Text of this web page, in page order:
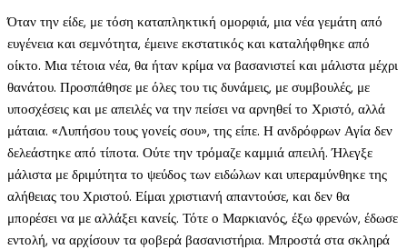
Όταν την είδε, με τόση καταπληκτική ομορφιά, μια νέα γεμάτη από
ευγένεια και σεμνότητα, έμεινε εκστατικός και καταλήφθηκε από
οίκτο. Μια τέτοια νέα, θα ήταν κρίμα να βασανιστεί και μάλιστα μέχρι
θανάτου. Προσπάθησε με όλες του τις δυνάμεις, με συμβουλές, με
υποσχέσεις και με απειλές να την πείσει να αρνηθεί το Χριστό, αλλά
μάταια. «Λυπήσου τους γονείς σου», της είπε. Η ανδρόφρων Αγία δεν
δελεάστηκε από τίποτα. Ούτε την τρόμαζε καμμιά απειλή. Ήλεγξε
μάλιστα με δριμύτητα το ψεύδος των ειδώλων και υπεραμύνθηκε της
αλήθειας του Χριστού. Είμαι χριστιανή απαντούσε, και δεν θα
μπορέσει να με αλλάξει κανείς. Τότε ο Μαρκιανός, έξω φρενών, έδωσε
εντολή, να αρχίσουν τα φοβερά βασανιστήρια. Μπροστά στα σκληρά